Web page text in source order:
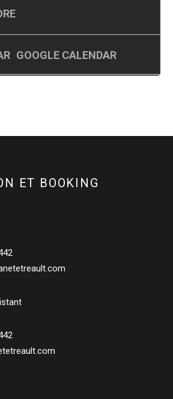
GOOGLE CALENDAR
ET BOOKING